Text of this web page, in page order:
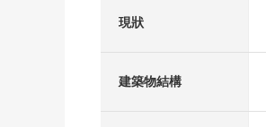
現狀
建築物結構